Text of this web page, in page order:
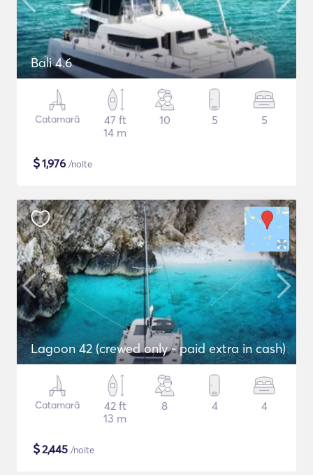
Bali 4.6
Catamarã
47 ft
14 m
10 5 5
$1,976 /noite
Lagoon 42 (crewed only - paid extra in cash)
Catamarã
42 ft
13 m
8 4 4
$2,445 /noite